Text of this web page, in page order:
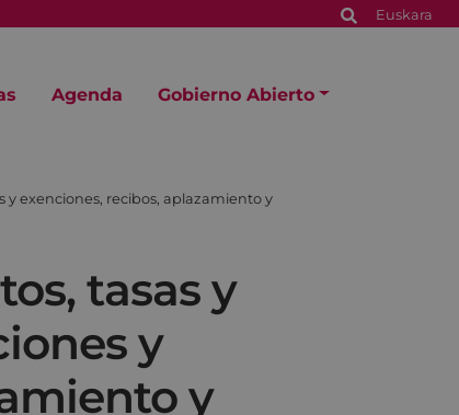
Euskara
Agenda Gobierno Abierto
y exenciones, recibos, aplazamiento y
tasas y
y
y